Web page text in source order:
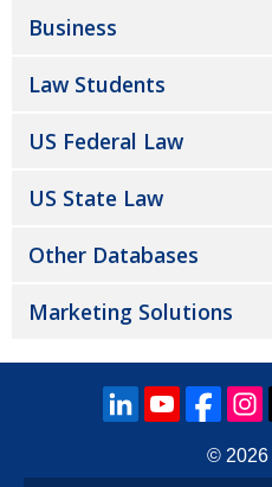
Business
Law Students
US Federal Law
US State Law
Other Databases
Marketing Solutions
© 2026